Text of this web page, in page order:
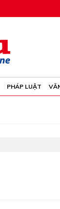
PHÁP LUẬT